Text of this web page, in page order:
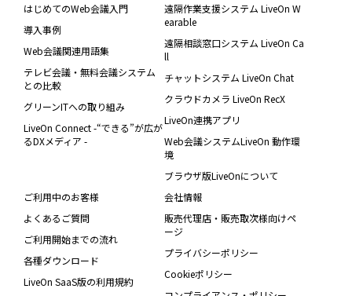
はじめてのWeb会議入門
導入事例
Web会議関連用語集
テレビ会議・無料会議システム
との比較
グリーンITへの取り組み
LiveOn Connect -“できる”が広が
るDXメディア -
遠隔作業支援システム LiveOn W
earable
遠隔相談窓口システム LiveOn Ca
ll
チャットシステム LiveOn Chat
クラウドカメラ LiveOn RecX
LiveOn連携アプリ
Web会議システムLiveOn 動作環
境
ブラウザ版LiveOnについて
ご利用中のお客様
よくあるご質問
ご利用開始までの流れ
各種ダウンロード
LiveOn SaaS版の利用規約
会社情報
販売代理店・販売取次様向けペ
ージ
プライバシーポリシー
Cookieポリシー